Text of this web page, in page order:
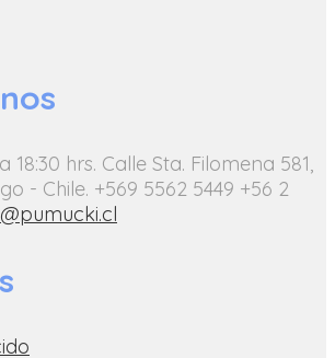
18:30 hrs. Calle Sta. Filomena 581,
- Chile. +569 5562 5449 +56 2